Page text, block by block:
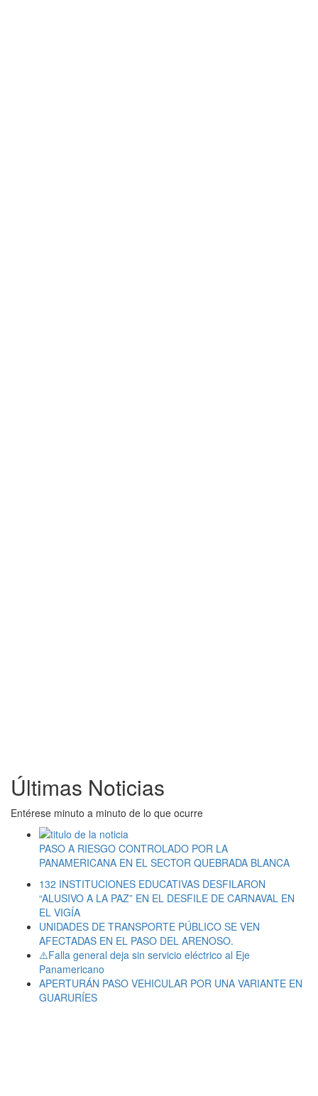
Últimas Noticias
Entérese minuto a minuto de lo que ocurre
PASO A RIESGO CONTROLADO POR LA
PANAMERICANA EN EL SECTOR QUEBRADA BLANCA
132 INSTITUCIONES EDUCATIVAS DESFILARON
“ALUSIVO A LA PAZ” EN EL DESFILE DE CARNAVAL EN
EL VIGÍA
UNIDADES DE TRANSPORTE PÚBLICO SE VEN
AFECTADAS EN EL PASO DEL ARENOSO.
⚠️Falla general deja sin servicio eléctrico al Eje
Panamericano
APERTURÁN PASO VEHICULAR POR UNA VARIANTE EN
GUARURÍES